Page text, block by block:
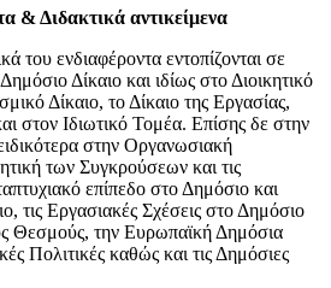
& Διδακτικά αντικείμενα
του ενδιαφέροντα εντοπίζονται σε
Δίκαιο και ιδίως στο Διοικητικό
Δίκαιο, το Δίκαιο της Εργασίας,
στον Ιδιωτικό Τομέα. Επίσης δε στην
στην Οργανωσιακή
των Συγκρούσεων και τις
επίπεδο στο Δημόσιο και
τις Εργασιακές Σχέσεις στο Δημόσιο
Θεσμούς, την Ευρωπαϊκή Δημόσια
Πολιτικές καθώς και τις Δημόσιες